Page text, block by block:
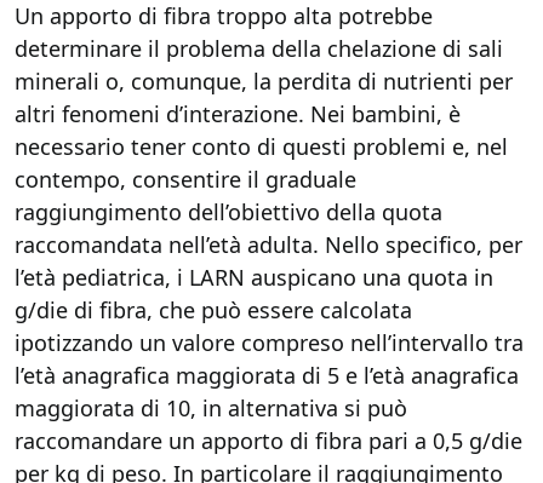
Un apporto di fibra troppo alta potrebbe
determinare il problema della chelazione di sali
minerali o, comunque, la perdita di nutrienti per
altri fenomeni d’interazione. Nei bambini, è
necessario tener conto di questi problemi e, nel
contempo, consentire il graduale
raggiungimento dell’obiettivo della quota
raccomandata nell’età adulta. Nello specifico, per
l’età pediatrica, i LARN auspicano una quota in
g/die di fibra, che può essere calcolata
ipotizzando un valore compreso nell’intervallo tra
l’età anagrafica maggiorata di 5 e l’età anagrafica
maggiorata di 10, in alternativa si può
raccomandare un apporto di fibra pari a 0,5 g/die
per kg di peso. In particolare il raggiungimento